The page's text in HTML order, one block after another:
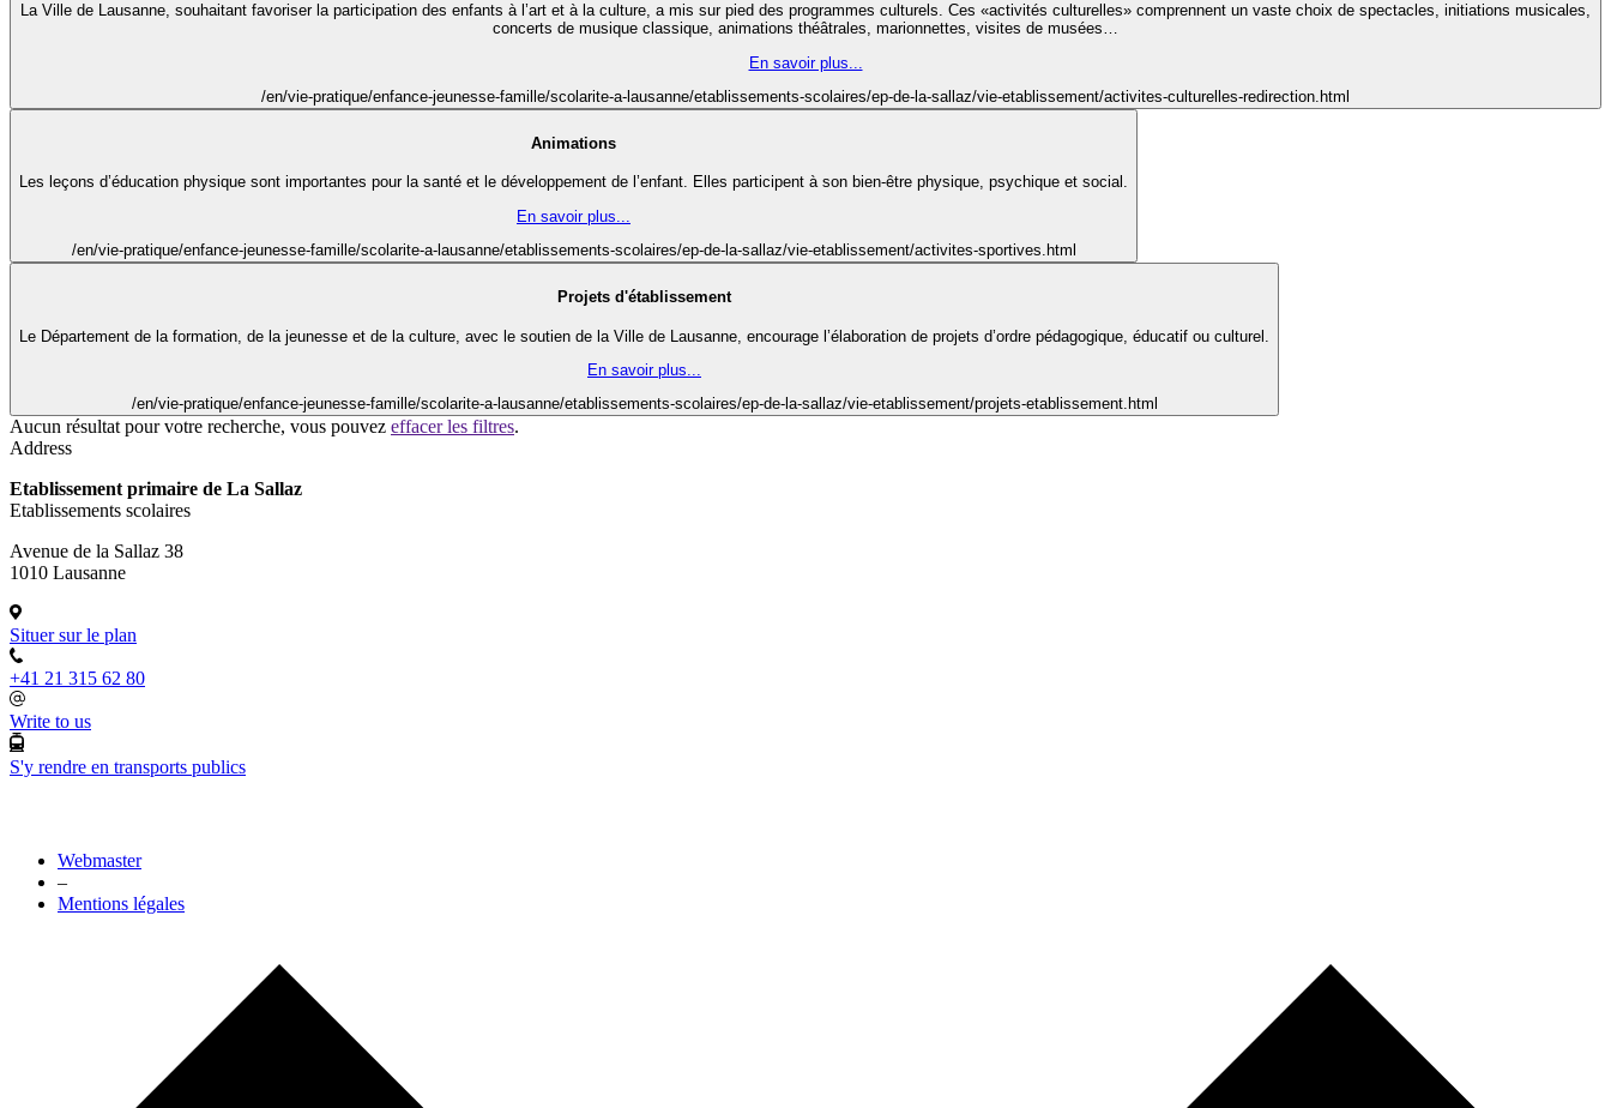
La Ville de Lausanne, souhaitant favoriser la participation des enfants à l’art et à la culture, a mis sur pied des programmes culturels. Ces «activités culturelles» comprennent un vaste choix de spectacles, initiations musicales,
concerts de musique classique, animations théâtrales, marionnettes, visites de musées…
En savoir plus...
/en/vie-pratique/enfance-jeunesse-famille/scolarite-a-lausanne/etablissements-scolaires/ep-de-la-sallaz/vie-etablissement/activites-culturelles-redirection.html
Animations
Les leçons d’éducation physique sont importantes pour la santé et le développement de l’enfant. Elles participent à son bien-être physique, psychique et social.
En savoir plus...
/en/vie-pratique/enfance-jeunesse-famille/scolarite-a-lausanne/etablissements-scolaires/ep-de-la-sallaz/vie-etablissement/activites-sportives.html
Projets d'établissement
Le Département de la formation, de la jeunesse et de la culture, avec le soutien de la Ville de Lausanne, encourage l’élaboration de projets d’ordre pédagogique, éducatif ou culturel.
En savoir plus...
/en/vie-pratique/enfance-jeunesse-famille/scolarite-a-lausanne/etablissements-scolaires/ep-de-la-sallaz/vie-etablissement/projets-etablissement.html
Aucun résultat pour votre recherche, vous pouvez effacer les filtres.
Address
Etablissement primaire de La Sallaz
Etablissements scolaires
Avenue de la Sallaz 38
1010 Lausanne
Situer sur le plan
+41 21 315 62 80
Write to us
S'y rendre en transports publics
Webmaster
–
Mentions légales